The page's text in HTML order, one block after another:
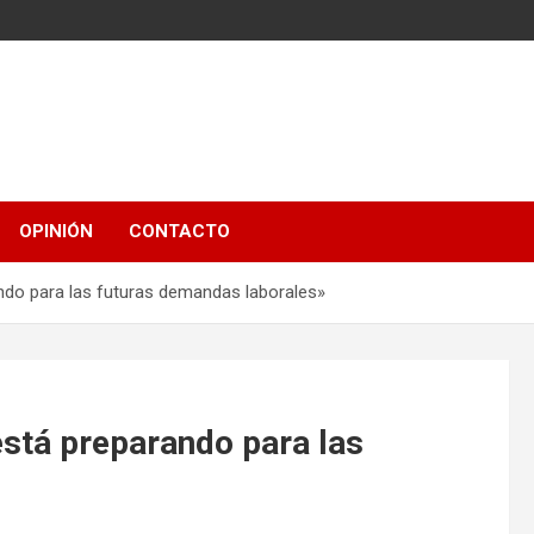
OPINIÓN CONTACTO
para las futuras demandas laborales»
preparando para las